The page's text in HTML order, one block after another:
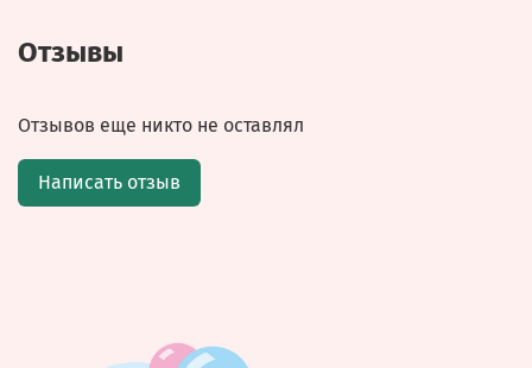
Отзывы
Отзывов еще никто не оставлял
Написать отзыв